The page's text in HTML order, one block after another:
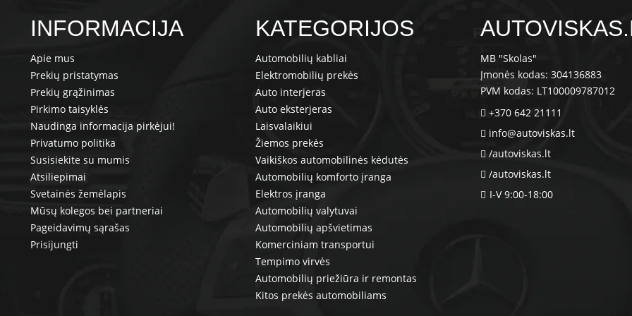
INFORMACIJA
Apie mus
Prekių pristatymas
Prekių grąžinimas
Pirkimo taisyklės
Naudinga informacija pirkėjui!
Privatumo politika
Susisiekite su mumis
Atsiliepimai
Svetainės žemėlapis
Mūsų kolegos bei partneriai
Pageidavimų sąrašas
Prisijungti
KATEGORIJOS
Automobilių kabliai
Elektromobilių prekės
Auto interjeras
Auto eksterjeras
Laisvalaikiui
Žiemos prekės
Vaikiškos automobilinės kėdutės
Automobilių komforto įranga
Elektros įranga
Automobilių valytuvai
Automobilių apšvietimas
Komerciniam transportui
Tempimo virvės
Automobilių priežiūra ir remontas
Kitos prekės automobiliams
MB "Skolas"
Įmonės kodas: 304136883
PVM kodas: LT100009787012
+370 642 21111
info@autoviskas.lt
/autoviskas.lt
/autoviskas.lt
I-V 9:00-18:00